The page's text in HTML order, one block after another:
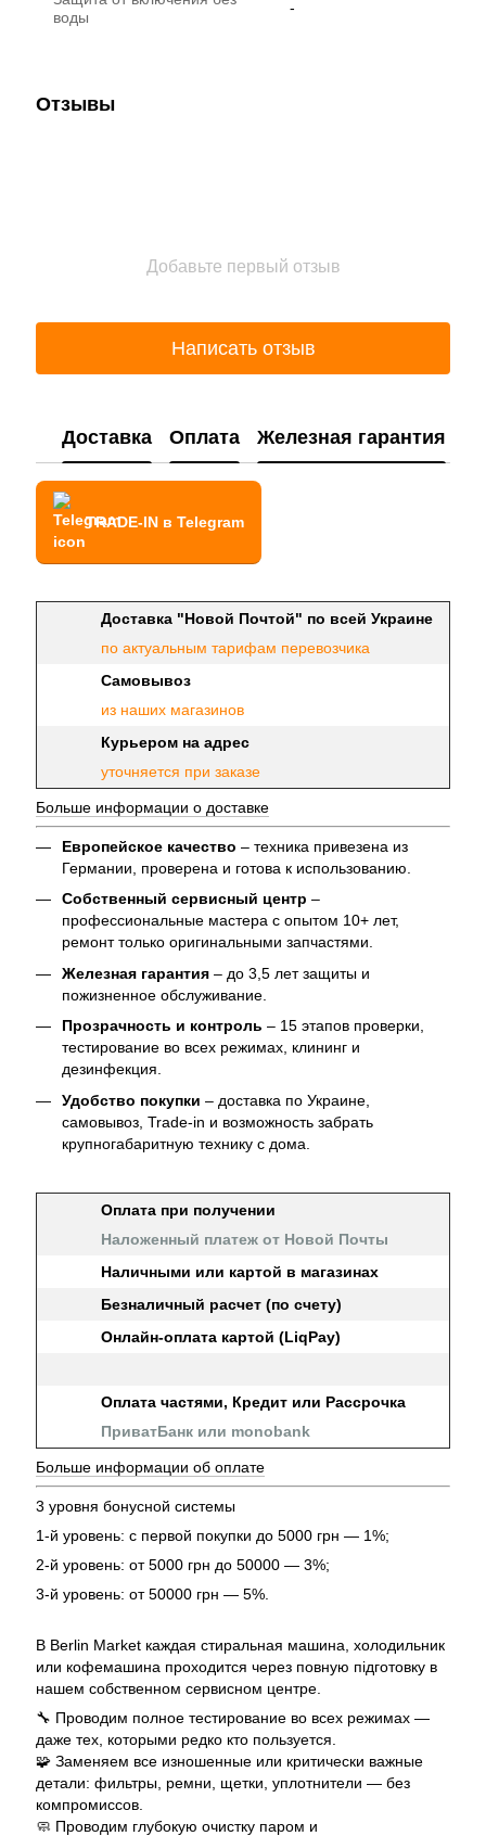
воды
-
Отзывы
Добавьте первый отзыв
Написать отзыв
Доставка Оплата Железная гарантия
TRADE-IN в Telegram
Доставка "Новой Почтой" по всей Украине
по актуальным тарифам перевозчика
Самовывоз
из наших магазинов
Курьером на адрес
уточняется при заказе
Больше информации о доставке
Европейское качество – техника привезена из
Германии, проверена и готова к использованию.
Собственный сервисный центр –
профессиональные мастера с опытом 10+ лет,
ремонт только оригинальными запчастями.
Железная гарантия – до 3,5 лет защиты и
пожизненное обслуживание.
Прозрачность и контроль – 15 этапов проверки,
тестирование во всех режимах, клининг и
дезинфекция.
Удобство покупки – доставка по Украине,
самовывоз, Trade-in и возможность забрать
крупногабаритную технику с дома.
Оплата при получении
Наложенный платеж от Новой Почты
Наличными или картой в магазинах
Безналичный расчет (по счету)
Онлайн-оплата картой (LiqPay)
Оплата частями, Кредит или Рассрочка
ПриватБанк или monobank
Больше информации об оплате
3 уровня бонусной системы
1-й уровень: с первой покупки до 5000 грн — 1%;
2-й уровень: от 5000 грн до 50000 — 3%;
3-й уровень: от 50000 грн — 5%.
В Berlin Market каждая стиральная машина, холодильник
или кофемашина проходится через повную підготовку в
нашем собственном сервисном центре.
🔧 Проводим полное тестирование во всех режимах —
даже тех, которыми редко кто пользуется.
🧩 Заменяем все изношенные или критически важные
детали: фильтры, ремни, щетки, уплотнители — без
компромиссов.
🧼 Проводим глубокую очистку паром и